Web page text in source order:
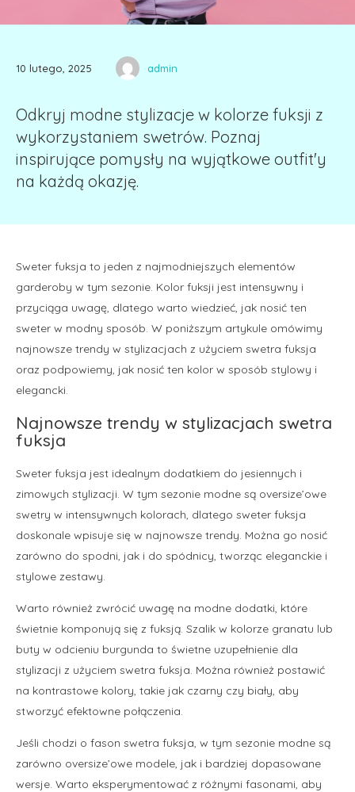
10 lutego, 2025 admin
Odkryj modne stylizacje w kolorze fuksji z
wykorzystaniem swetrów. Poznaj
inspirujące pomysły na wyjątkowe outfit'y
na każdą okazję.
Sweter fuksja to jeden z najmodniejszych elementów
garderoby w tym sezonie. Kolor fuksji jest intensywny i
przyciąga uwagę, dlatego warto wiedzieć, jak nosić ten
sweter w modny sposób. W poniższym artykule omówimy
najnowsze trendy w stylizacjach z użyciem swetra fuksja
oraz podpowiemy, jak nosić ten kolor w sposób stylowy i
elegancki.
Najnowsze trendy w stylizacjach swetra
fuksja
Sweter fuksja jest idealnym dodatkiem do jesiennych i
zimowych stylizacji. W tym sezonie modne są oversize’owe
swetry w intensywnych kolorach, dlatego sweter fuksja
doskonale wpisuje się w najnowsze trendy. Można go nosić
zarówno do spodni, jak i do spódnicy, tworząc eleganckie i
stylowe zestawy.
Warto również zwrócić uwagę na modne dodatki, które
świetnie komponują się z fuksją. Szalik w kolorze granatu lub
buty w odcieniu burgunda to świetne uzupełnienie dla
stylizacji z użyciem swetra fuksja. Można również postawić
na kontrastowe kolory, takie jak czarny czy biały, aby
stworzyć efektowne połączenia.
Jeśli chodzi o fason swetra fuksja, w tym sezonie modne są
zarówno oversize’owe modele, jak i bardziej dopasowane
wersje. Warto eksperymentować z różnymi fasonami, aby